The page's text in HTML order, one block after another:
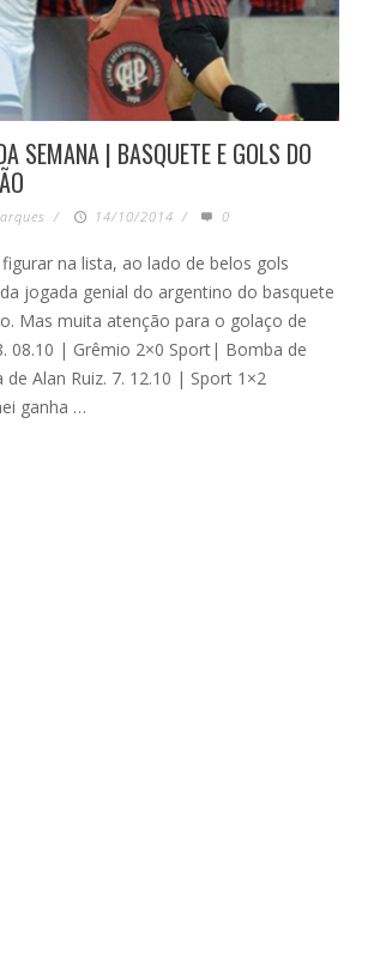
SEMANA | BASQUETE E GOLS DO
/ 14/10/2014 / 0
na lista, ao lado de belos gols
jogada genial do argentino do basquete
Mas muita atenção para o golaço de
08.10 | Grêmio 2×0 Sport| Bomba de
de Alan Ruiz. 7. 12.10 | Sport 1×2
ganha …